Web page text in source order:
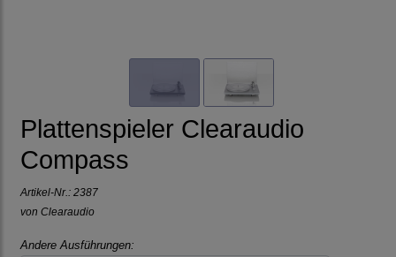
Plattenspieler Clearaudio
Compass
Artikel-Nr.: 2387
von Clearaudio
Andere Ausführungen: